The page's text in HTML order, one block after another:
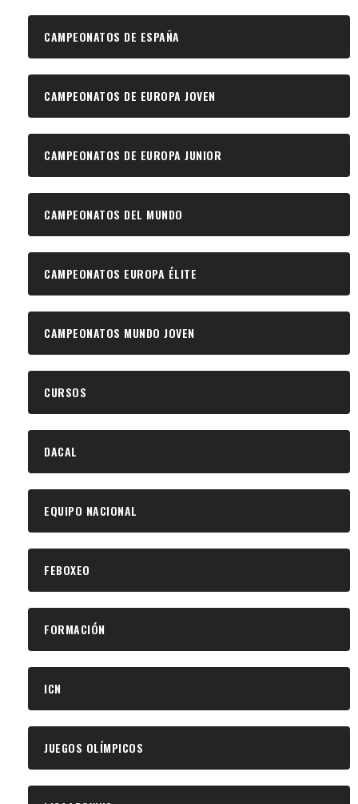
CAMPEONATOS DE ESPAÑA
CAMPEONATOS DE EUROPA JOVEN
CAMPEONATOS DE EUROPA JUNIOR
CAMPEONATOS DEL MUNDO
CAMPEONATOS EUROPA ÉLITE
CAMPEONATOS MUNDO JOVEN
CURSOS
DACAL
EQUIPO NACIONAL
FEBOXEO
FORMACIÓN
ICN
JUEGOS OLÍMPICOS